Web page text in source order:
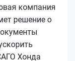
компания
решение о
Хонда